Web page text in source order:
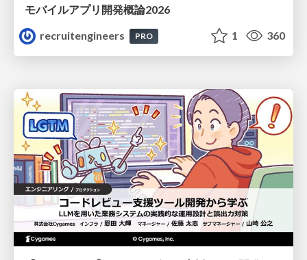
モバイルアプリ開発概論2026
recruitengineers
PRO 1 360